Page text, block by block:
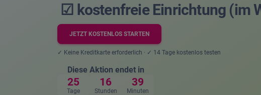
☑ kostenfreie Einrichtung (im
JETZT KOSTENLOS STARTEN
✓ Keine Kreditkarte erforderlich · ✓ 14 Tage kostenlos testen
Diese Aktion endet in
25
Tage
16
Stunden
39
Minuten